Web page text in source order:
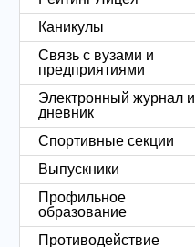
Каникулы
Связь с вузами и
предприятиями
Электронный журнал и
дневник
Спортивные секции
Выпускники
Профильное
образование
Противодействие